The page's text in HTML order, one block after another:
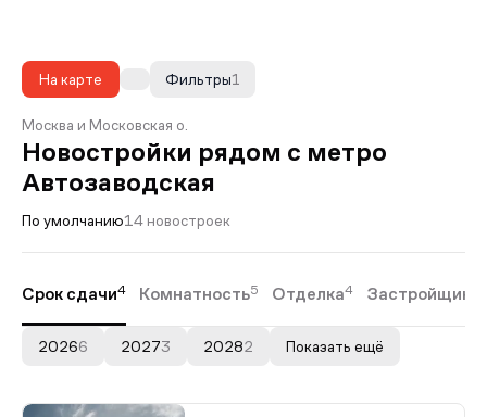
На карте 1
Фильтры
Москва и Московская о.
Новостройки рядом с метро
Автозаводская
По умолчанию14 новостроек
Срок сдачи4 Комнатность5 Отделка4 Застройщики
20266 20273 20282 Показать ещё